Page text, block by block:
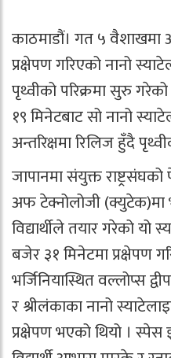
काठमाडौं। गत ५ वैशाखमा
प्रक्षेपण गरिएको नानो
पृथ्वीको परिक्रमा सुरु
१९ मिनेटबाट सो नानो
अन्तरिक्षमा रिलिज हुँदै
जापानमा संयुक्त
अफ टेक्नोलोजी (क्युटेक)मा
विद्यार्थीले तयार गरेको यो
बजेर ३१ मिनेटमा प्रक्षेपण
भर्जिनियास्थित वल्लोप्स
र श्रीलंकाका नानो
प्रक्षेपण भएको थियो । स्पेस